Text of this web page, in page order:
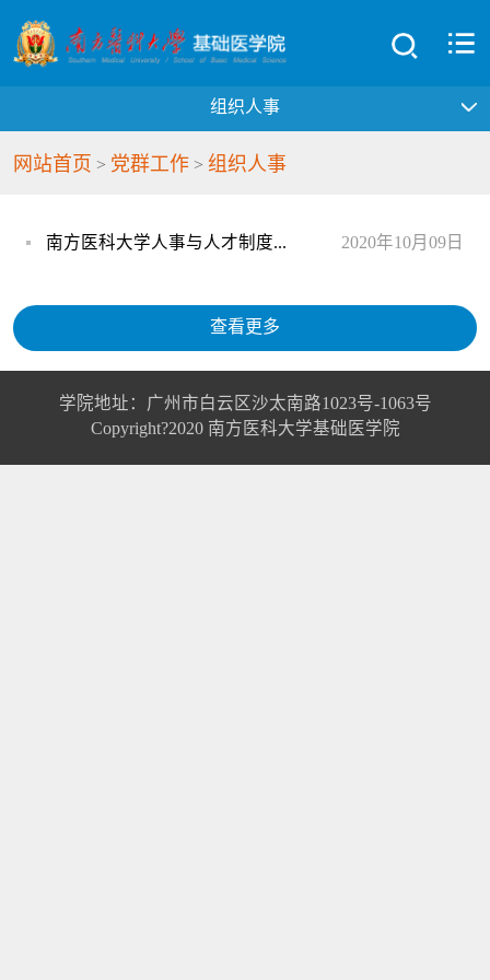
组织人事
网站首页 > 党群工作> 组织人事
南方医科大学人事与人才制度... 2020年10月09日
查看更多
学院地址：广州市白云区沙太南路1023号-1063号
Copyright?2020 南方医科大学基础医学院